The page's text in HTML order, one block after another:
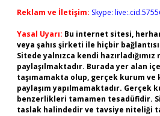
Reklam ve İletişim: Skype:
Yasal Uyarı: Bu internet sitesi,
veya şahıs şirketi ile hiçbir
Sitede yalnızca kendi
paylaşılmaktadır. Burada yer alan
taşımamakta olup, gerçek kurum ve
paylaşım yapılmamaktadır. Gerçek
benzerlikleri tamamen tesadüfidir.
taslak halindedir ve tavsiye niteliği